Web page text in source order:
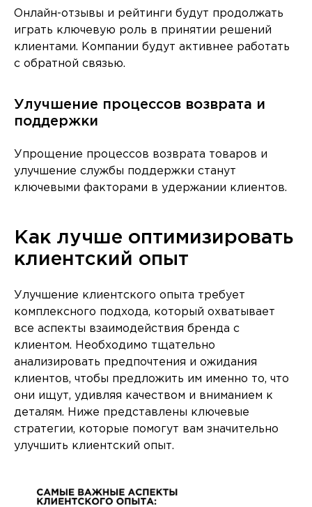
Онлайн-отзывы и рейтинги будут продолжать
играть ключевую роль в принятии решений
клиентами. Компании будут активнее работать
с обратной связью.
Улучшение процессов возврата и
поддержки
Упрощение процессов возврата товаров и
улучшение службы поддержки станут
ключевыми факторами в удержании клиентов.
Как лучше оптимизировать
клиентский опыт
Улучшение клиентского опыта требует
комплексного подхода, который охватывает
все аспекты взаимодействия бренда с
клиентом. Необходимо тщательно
анализировать предпочтения и ожидания
клиентов, чтобы предложить им именно то, что
они ищут, удивляя качеством и вниманием к
деталям. Ниже представлены ключевые
стратегии, которые помогут вам значительно
улучшить клиентский опыт.